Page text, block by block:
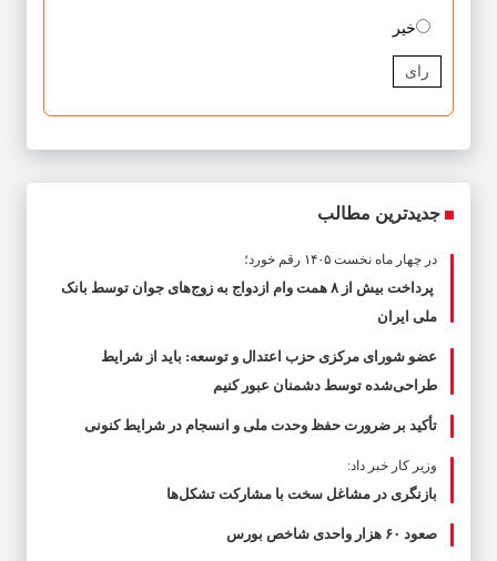
خیر
رای
جدیدترین مطالب
در چهار ماه نخست ۱۴۰۵ رقم خورد؛
پرداخت بیش از ۸ همت وام ازدواج به زوج‌های جوان توسط بانک
ملی ایران
عضو شورای مرکزی حزب اعتدال و توسعه: باید از شرایط
طراحی‌شده توسط دشمنان عبور کنیم
تأکید بر ضرورت حفظ وحدت ملی و انسجام در شرایط کنونی
وزیر کار خبر داد:
بازنگری در مشاغل سخت با مشارکت تشکل‌ها
صعود ۶۰ هزار واحدی شاخص بورس